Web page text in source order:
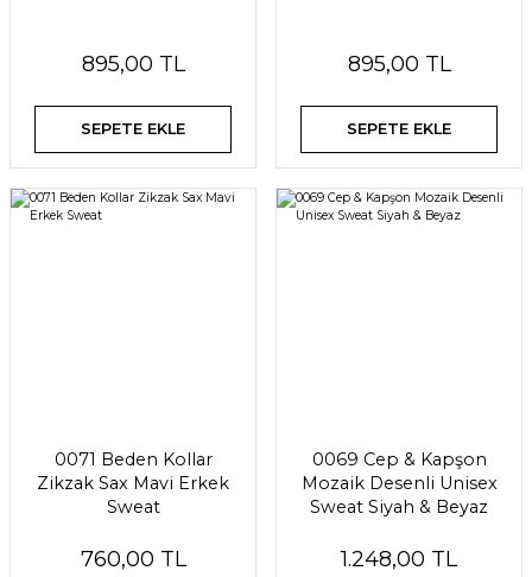
895,00 TL
SEPETE EKLE
895,00 TL
SEPETE EKLE
0071 Beden Kollar
Zikzak Sax Mavi Erkek
Sweat
760,00 TL
0069 Cep & Kapşon
Mozaik Desenli Unisex
Sweat Siyah & Beyaz
1.248,00 TL